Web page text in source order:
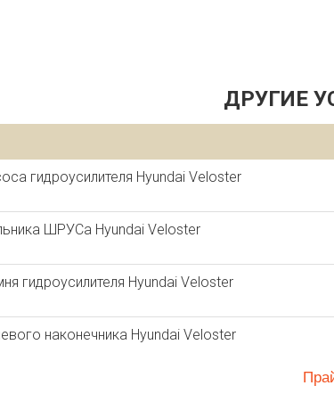
ДРУГИЕ
гидроусилителя Hyundai Veloster
ШРУСа Hyundai Veloster
гидроусилителя Hyundai Veloster
наконечника Hyundai Veloster